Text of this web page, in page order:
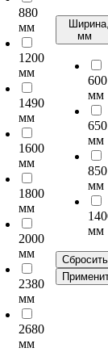
880
мм
1200
мм
1490
мм
1600
мм
1800
мм
2000
мм
2380
мм
2680
мм
мм
600
мм
650
мм
850
мм
мм
Сбросить